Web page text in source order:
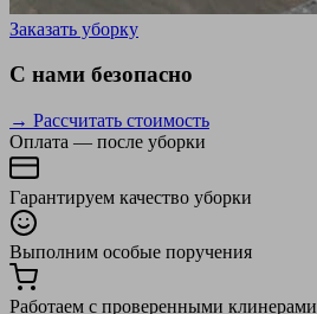
Заказать уборку
С нами безопасно
→ Рассчитать стоимость
Оплата — после уборки
Гарантируем качество уборки
Выполним особые поручения
Работаем с проверенными клинерами